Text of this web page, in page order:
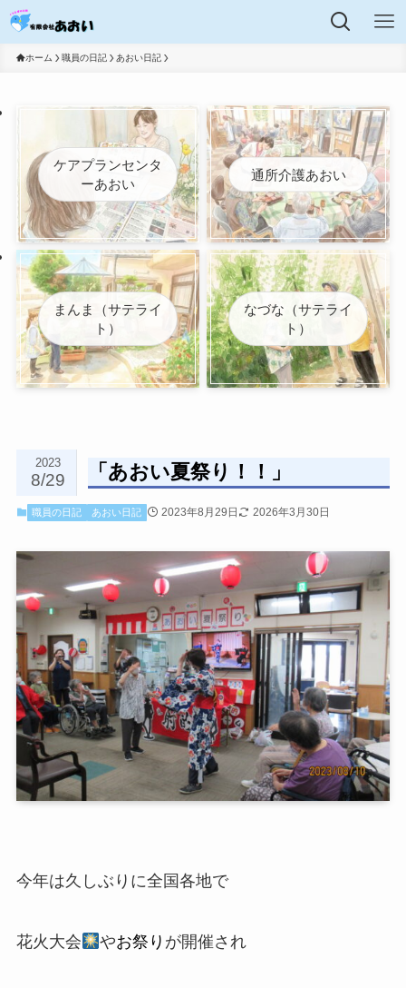
ホーム 職員の日記 あおい日記
ケアプランセンタ
ーあおい
通所介護あおい
まんま（サテライ
ト）
なづな（サテライ
ト）
「あおい夏祭り！！」
2023
8/29
職員の日記 あおい日記 2023年8月29日 2026年3月30日
今年は久しぶりに全国各地で
花火大会 やお祭り が開催され